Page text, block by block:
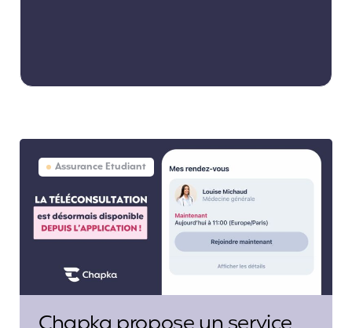
Assurance Etudiant